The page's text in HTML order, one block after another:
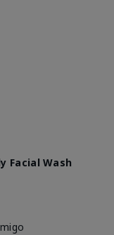
Facial Wash